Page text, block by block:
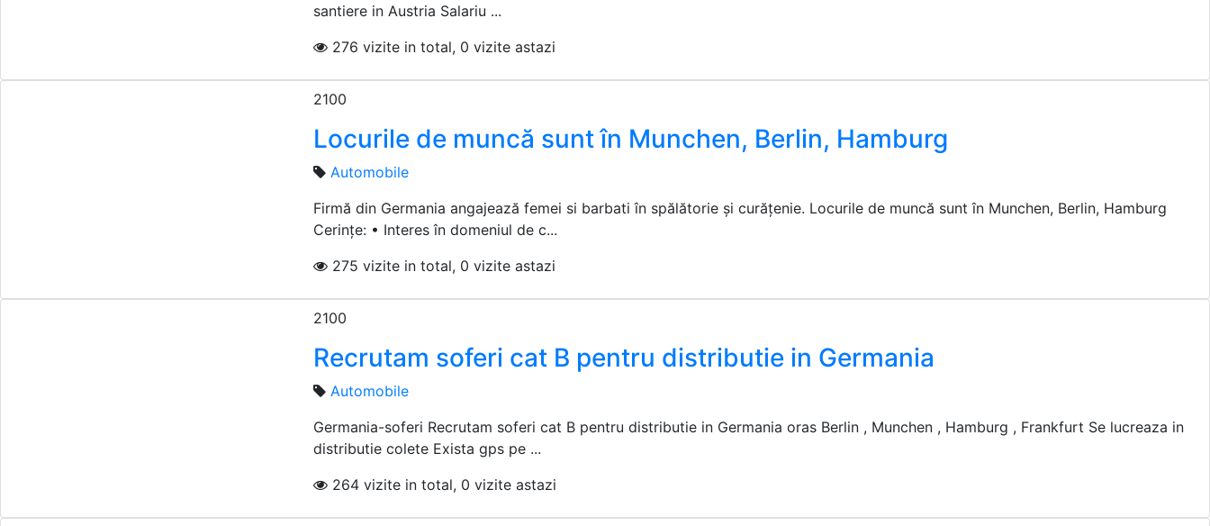
santiere in Austria Salariu ...
276 vizite in total, 0 vizite astazi
2100
Locurile de muncă sunt în Munchen, Berlin, Hamburg
Automobile
Firmă din Germania angajează femei si barbati în spălătorie și curățenie. Locurile de muncă sunt în Munchen, Berlin, Hamburg
Cerințe: • Interes în domeniul de c...
275 vizite in total, 0 vizite astazi
2100
Recrutam soferi cat B pentru distributie in Germania
Automobile
Germania-soferi Recrutam soferi cat B pentru distributie in Germania oras Berlin , Munchen , Hamburg , Frankfurt Se lucreaza in
distributie colete Exista gps pe ...
264 vizite in total, 0 vizite astazi